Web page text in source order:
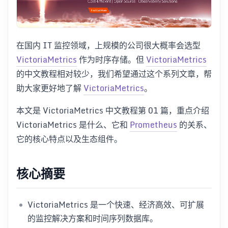
在国内 IT 监控领域，上规模的公司很大概率会选型
VictoriaMetrics作为时序存储。但VictoriaMetrics
的中文教程相对较少，我们希望通过这个系列文章，帮
助大家更好地了解VictoriaMetrics。
本文是 VictoriaMetrics 中文教程第 01 篇，重点介绍
VictoriaMetrics 是什么、它和 Prometheus 的关系、
它的核心特点以及生态组件。
核心摘要
VictoriaMetrics 是一个快速、经济高效、可扩展
的监控解决方案和时间序列数据库。